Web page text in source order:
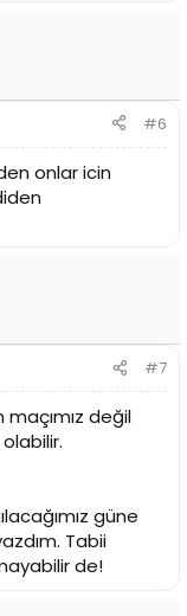
#6
onlar icin
#7
maçımız değil
güne
Tabii
de!